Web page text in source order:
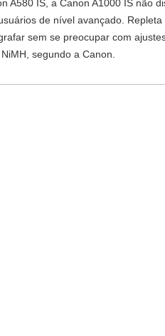
A580 IS, a Canon A1000 IS não
de nível avançado.
sem se preocupar com
segundo a Canon.